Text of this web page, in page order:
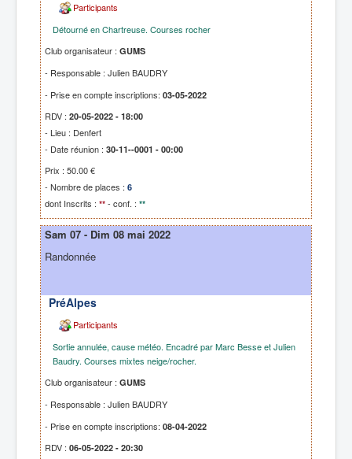
Participants
Détourné en Chartreuse. Courses rocher
Club organisateur : GUMS
- Responsable : Julien BAUDRY
- Prise en compte inscriptions: 03-05-2022
RDV : 20-05-2022 - 18:00
- Lieu : Denfert
- Date réunion : 30-11--0001 - 00:00
Prix : 50.00 €
- Nombre de places : 6
dont Inscrits : ** - conf. : **
Sam 07 - Dim 08 mai 2022
Randonnée
PréAlpes
Participants
Sortie annulée, cause météo. Encadré par Marc Besse et Julien
Baudry. Courses mixtes neige/rocher.
Club organisateur : GUMS
- Responsable : Julien BAUDRY
- Prise en compte inscriptions: 08-04-2022
RDV : 06-05-2022 - 20:30